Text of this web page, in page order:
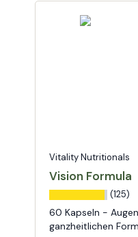
Vitality Nutritionals
Vision Formula
(125)
60 Kapseln -
ganzheitlichen